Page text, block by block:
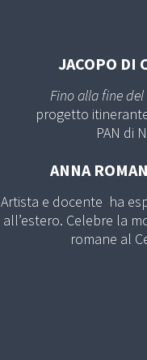
JACOPO DI
Fino alla fine
progetto
PAN di
ANNA
Artista e docente ha
all’estero. Celebre la
romane al